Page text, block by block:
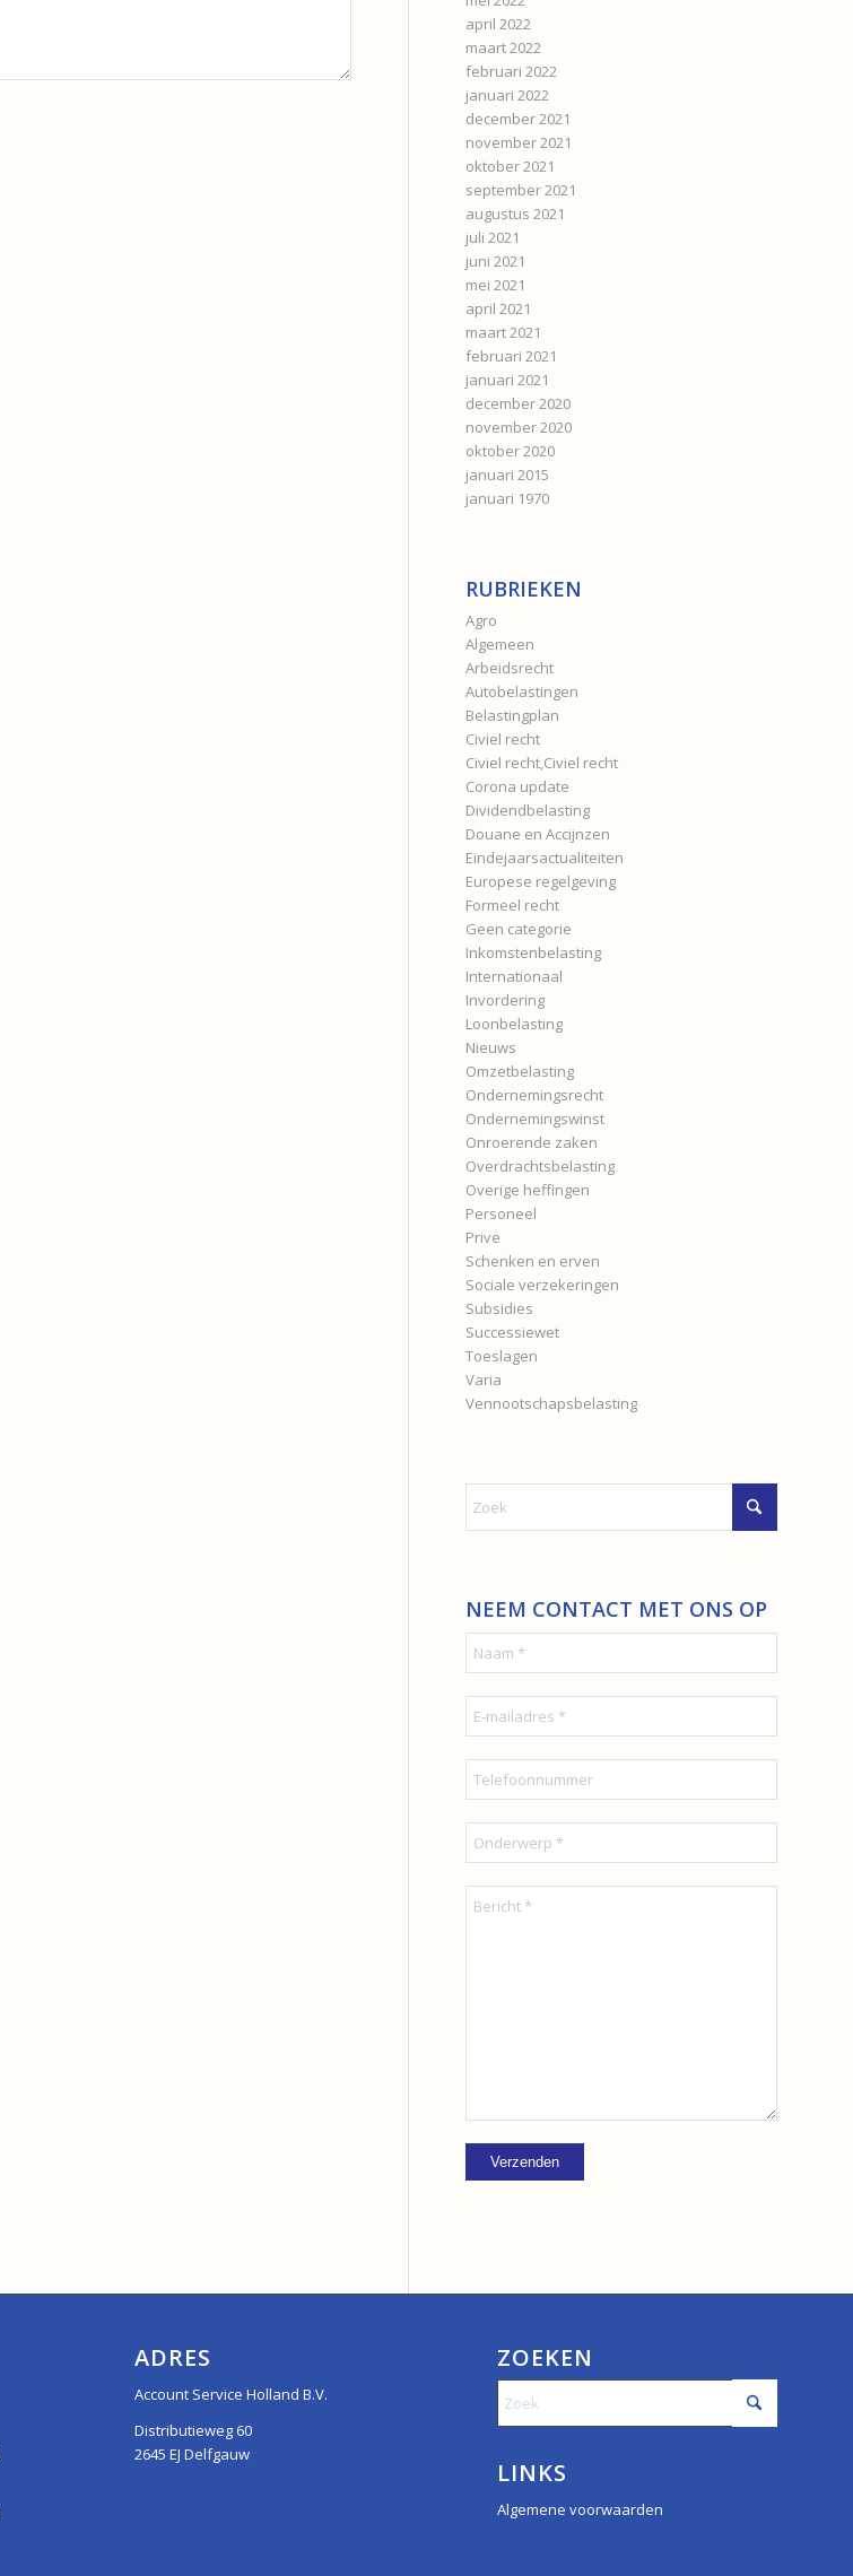
april 2022
maart 2022
februari 2022
januari 2022
december 2021
november 2021
oktober 2021
september 2021
augustus 2021
juli 2021
juni 2021
mei 2021
april 2021
maart 2021
februari 2021
januari 2021
december 2020
november 2020
oktober 2020
januari 2015
januari 1970
RUBRIEKEN
Agro
Algemeen
Arbeidsrecht
Autobelastingen
Belastingplan
Civiel recht
Civiel recht,Civiel recht
Corona update
Dividendbelasting
Douane en Accijnzen
Eindejaarsactualiteiten
Europese regelgeving
Formeel recht
Geen categorie
Inkomstenbelasting
Internationaal
Invordering
Loonbelasting
Nieuws
Omzetbelasting
Ondernemingsrecht
Ondernemingswinst
Onroerende zaken
Overdrachtsbelasting
Overige heffingen
Personeel
Prive
Schenken en erven
Sociale verzekeringen
Subsidies
Successiewet
Toeslagen
Varia
Vennootschapsbelasting
NEEM CONTACT MET ONS OP
ADRES
Account Service Holland B.V.
Distributieweg 60
2645 EJ Delfgauw
ZOEKEN
LINKS
Algemene voorwaarden